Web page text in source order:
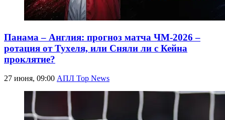
Панама – Англия: прогноз матча ЧМ-2026 –
ротация от Тухеля, или Сняли ли с Кейна
проклятие?
27 июня, 09:00 АПЛ Top News